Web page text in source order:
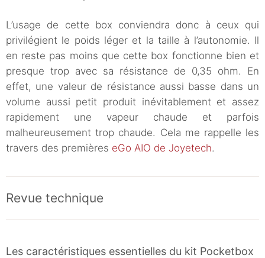
L’usage de cette box conviendra donc à ceux qui
privilégient le poids léger et la taille à l’autonomie. Il
en reste pas moins que cette box fonctionne bien et
presque trop avec sa résistance de 0,35 ohm. En
effet, une valeur de résistance aussi basse dans un
volume aussi petit produit inévitablement et assez
rapidement une vapeur chaude et parfois
malheureusement trop chaude. Cela me rappelle les
travers des premières eGo AIO de Joyetech.
Revue technique
Les caractéristiques essentielles du kit Pocketbox